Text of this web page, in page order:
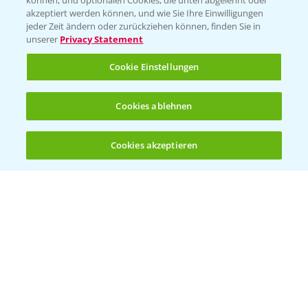
(noch 4)
T.+49 (0)174 346 564 1
KONTAKT
Hilfe in Notfällen
+49 (0)214/30-20220
akzeptiert werden können, und wie Sie Ihre Einwilligungen
jeder Zeit ändern oder zurückziehen können, finden Sie in
unserer Privacy Statement
Cookie Einstellungen
Cookies ablehnen
Cookies akzeptieren